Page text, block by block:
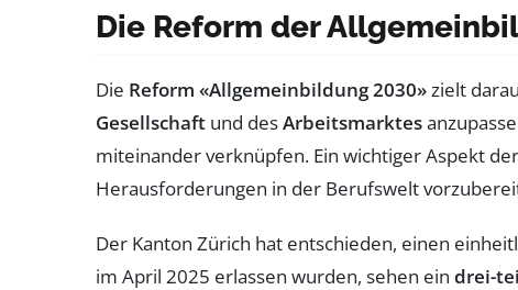
Die Reform der
Die Reform «Allgemeinbildung 2030» zielt
Gesellschaft und desArbeitsmarktes
miteinander verknüpfen. Ein wichtiger Aspekt
Herausforderungen in der Berufswelt
Der Kanton Zürich hat entschieden, einen
im April 2025 erlassen wurden, sehen ein drei-